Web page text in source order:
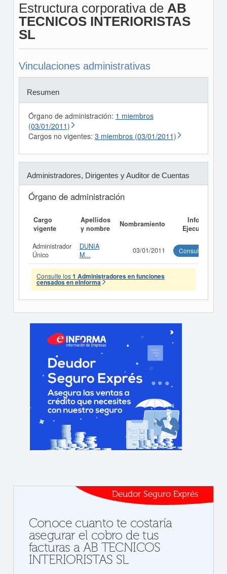
Estructura corporativa de AB
TECNICOS INTERIORISTAS
SL
Vinculaciones administrativas
Resumen
Órgano de administración: 1 miembros
(03/01/2011)
Cargos no vigentes: 3 miembros (03/01/2011)
Administradores, Dirigentes y Auditor de Cuentas
Órgano de administración
Cargo
vigente
Apellidos
y nombre
Nombramiento
Informe
Ejecutivo
Administrador
Único
DUNIA
M...
03/01/2011 Consultar
Consulte los1 Administradores en funciones
censados en eInforma
Deudor Seguro Exprés
Conoce cuanto te costaría
asegurar el cobro de tus
facturas a AB TECNICOS
INTERIORISTAS SL